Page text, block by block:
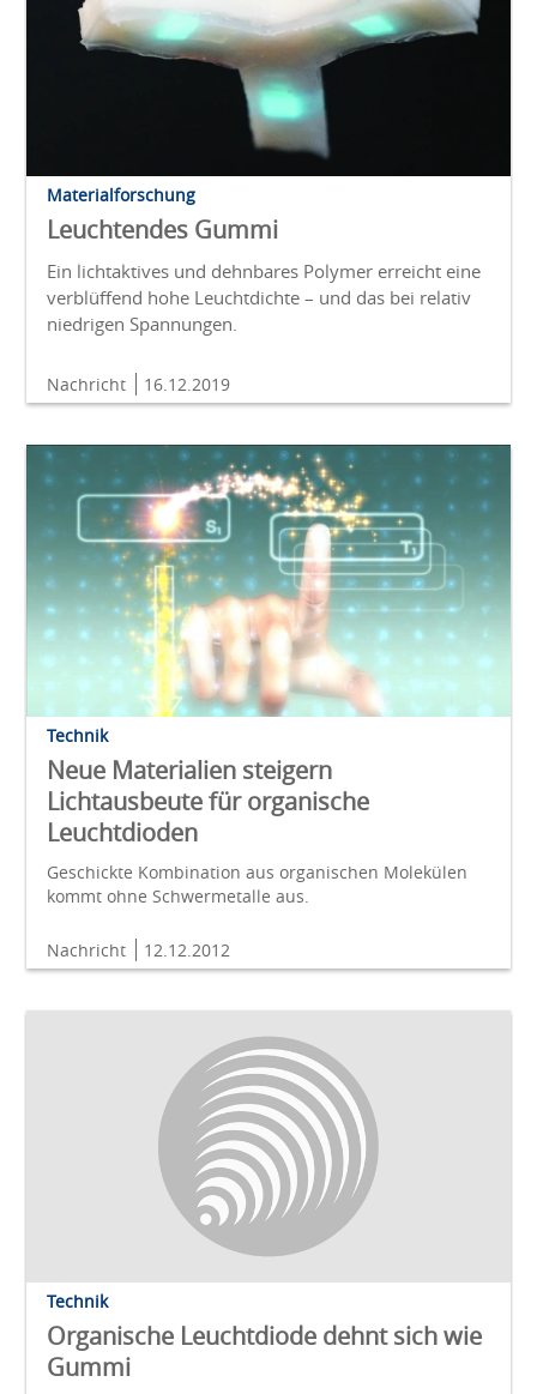
Materialforschung
Leuchtendes Gummi
Ein lichtaktives und dehnbares Polymer erreicht eine
verblüffend hohe Leuchtdichte – und das bei relativ
niedrigen Spannungen.
Nachricht 16.12.2019
Technik
Neue Materialien steigern
Lichtausbeute für organische
Leuchtdioden
Geschickte Kombination aus organischen Molekülen
kommt ohne Schwermetalle aus.
Nachricht 12.12.2012
Technik
Organische Leuchtdiode dehnt sich wie
Gummi